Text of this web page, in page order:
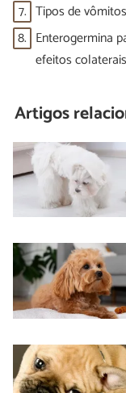
7. Tipos de
8. Enterogermina
efeitos colaterais
Artigos